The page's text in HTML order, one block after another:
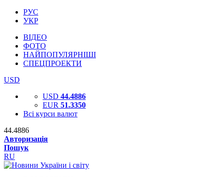
РУС
УКР
ВІДЕО
ФОТО
НАЙПОПУЛЯРНІШІ
СПЕЦПРОЕКТИ
USD
USD 44.4886
EUR 51.3350
Всі курси валют
44.4886
Авторизація
Пошук
RU